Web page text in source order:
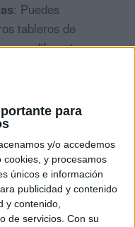
para
y/o accedemos
y procesamos
únicos e información
publicidad y contenido
y contenido,
de servicios. Con su
: Puedes
tableros de
con diferentes
de dificultad.
las
el tablero,
escrita.
definiciones,
que ayude
palabras que